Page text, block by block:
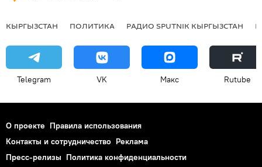
КЫРГЫЗСТАН ПОЛИТИКА РАДИО SPUTNIK КЫРГЫЗСТАН
Telegram VK Макс Rutube
О проекте Правила использования
Контакты и сотрудничество Реклама
Пресс-релизы Политика конфиденциальности